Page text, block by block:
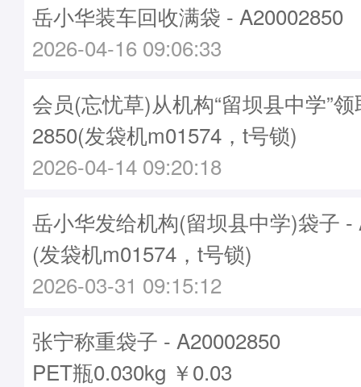
岳小华装车回收满袋 - A20002850
2026-04-16 09:06:33
会员(忘忧草)从机构“留坝县中学”
2850(发袋机m01574，t号锁)
2026-04-14 09:20:18
岳小华发给机构(留坝县中学)袋子 -
(发袋机m01574，t号锁)
2026-03-31 09:15:12
张宁称重袋子 - A20002850
PET瓶0.030kg ￥0.03